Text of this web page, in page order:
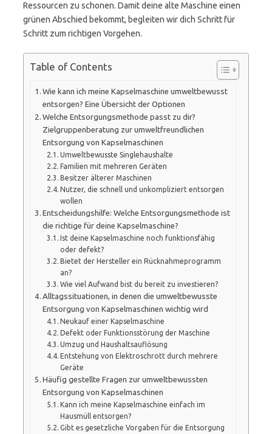
Ressourcen zu schonen. Damit deine alte Maschine einen
grünen Abschied bekommt, begleiten wir dich Schritt für
Schritt zum richtigen Vorgehen.
Table of Contents
Wie kann ich meine Kapselmaschine umweltbewusst
entsorgen? Eine Übersicht der Optionen
Welche Entsorgungsmethode passt zu dir?
Zielgruppenberatung zur umweltfreundlichen
Entsorgung von Kapselmaschinen
Umweltbewusste Singlehaushalte
Familien mit mehreren Geräten
Besitzer älterer Maschinen
Nutzer, die schnell und unkompliziert entsorgen
wollen
Entscheidungshilfe: Welche Entsorgungsmethode ist
die richtige für deine Kapselmaschine?
Ist deine Kapselmaschine noch funktionsfähig
oder defekt?
Bietet der Hersteller ein Rücknahmeprogramm
an?
Wie viel Aufwand bist du bereit zu investieren?
Alltagssituationen, in denen die umweltbewusste
Entsorgung von Kapselmaschinen wichtig wird
Neukauf einer Kapselmaschine
Defekt oder Funktionsstörung der Maschine
Umzug und Haushaltsauflösung
Entstehung von Elektroschrott durch mehrere
Geräte
Häufig gestellte Fragen zur umweltbewussten
Entsorgung von Kapselmaschinen
Kann ich meine Kapselmaschine einfach im
Hausmüll entsorgen?
Gibt es gesetzliche Vorgaben für die Entsorgung